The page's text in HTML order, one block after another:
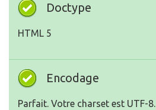
Doctype
HTML 5
Encodage
Parfait. Votre charset est UTF-8.